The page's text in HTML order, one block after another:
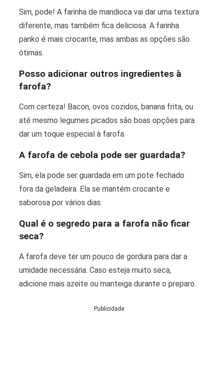
Sim, pode! A farinha de mandioca vai dar uma textura
diferente, mas também fica deliciosa. A farinha
panko é mais crocante, mas ambas as opções são
ótimas.
Posso adicionar outros ingredientes à
farofa?
Com certeza! Bacon, ovos cozidos, banana frita, ou
até mesmo legumes picados são boas opções para
dar um toque especial à farofa.
A farofa de cebola pode ser guardada?
Sim, ela pode ser guardada em um pote fechado
fora da geladeira. Ela se mantém crocante e
saborosa por vários dias.
Qual é o segredo para a farofa não ficar
seca?
A farofa deve ter um pouco de gordura para dar a
umidade necessária. Caso esteja muito seca,
adicione mais azeite ou manteiga durante o preparo.
Publicidade